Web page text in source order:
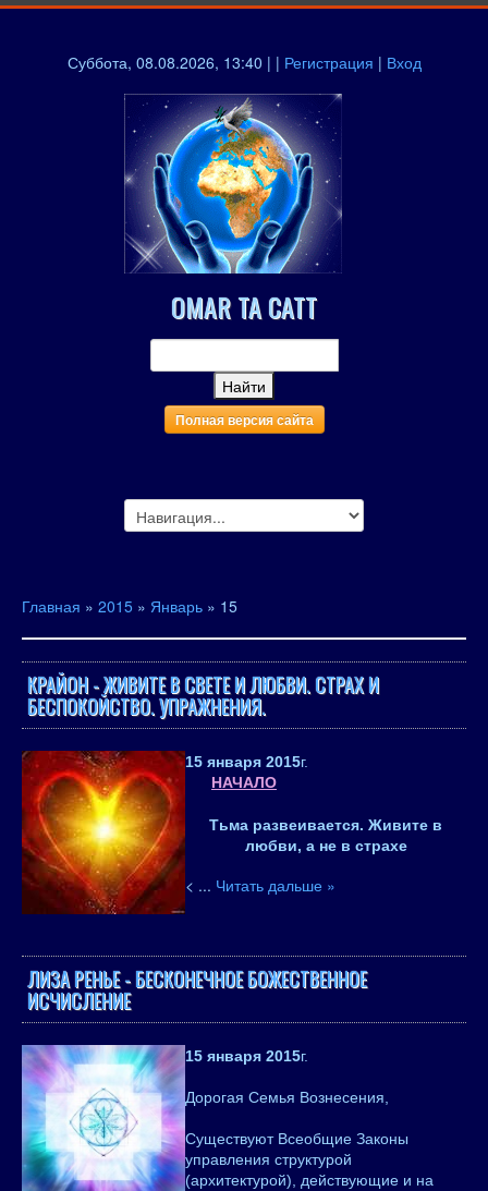
Суббота, 08.08.2026, 13:40 | | Регистрация | Вход
OMAR TA CATT
Полная версия сайта
Главная » 2015 » Январь » 15
КРАЙОН - ЖИВИТЕ В СВЕТЕ И ЛЮБВИ. СТРАХ И
БЕСПОКОЙСТВО. УПРАЖНЕНИЯ.
15 января 2015г.
НАЧАЛО
Тьма развеивается. Живите в
любви, а не в страхе
< ... Читать дальше »
ЛИЗА РЕНЬЕ - БЕСКОНЕЧНОЕ БОЖЕСТВЕННОЕ
ИСЧИСЛЕНИЕ
15 января 2015г.
Дорогая Семья Вознесения,
Существуют Всеобщие Законы
управления структурой
(архитектурой), действующие и на